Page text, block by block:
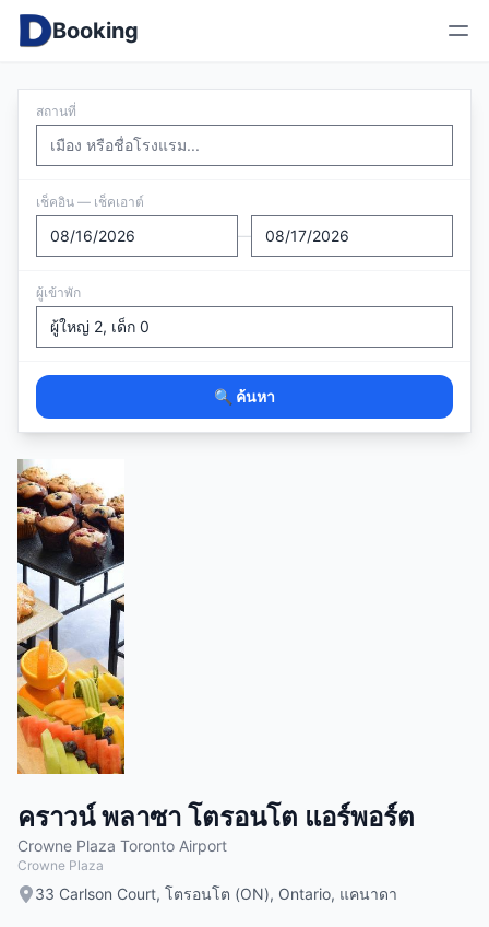
Booking
สถานที่
เช็คอิน — เช็คเอาต์
—
ผู้เข้าพัก
🔍 ค้นหา
คราวน์ พลาซา โตรอนโต แอร์พอร์ต
Crowne Plaza Toronto Airport
Crowne Plaza
33 Carlson Court, โตรอนโต (ON), Ontario, แคนาดา